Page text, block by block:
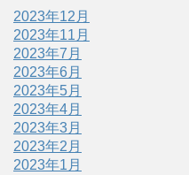
2023年12月
2023年11月
2023年7月
2023年6月
2023年5月
2023年4月
2023年3月
2023年2月
2023年1月